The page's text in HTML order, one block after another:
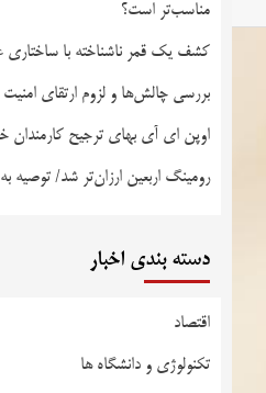
مناسب‌تر است؟
کشف یک قمر ناشناخته با
بررسی چالش‌ها و لزوم ارتقای
اوپن ای آی بهای ترجیح کارمندان
رومینگ اربعین ارزان‌تر شد/ توصیه
دسته بندی اخبار
اقتصاد
تکنولوژی و دانشگاه ها